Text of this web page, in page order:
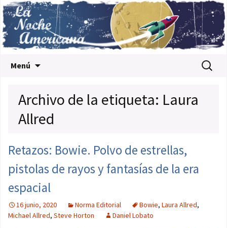
Menú Buscar:
Archivo de la etiqueta: Laura
Allred
Retazos: Bowie. Polvo de estrellas,
pistolas de rayos y fantasías de la era
espacial
16 junio, 2020 Norma Editorial Bowie, Laura Allred,
Michael Allred, Steve Horton Daniel Lobato